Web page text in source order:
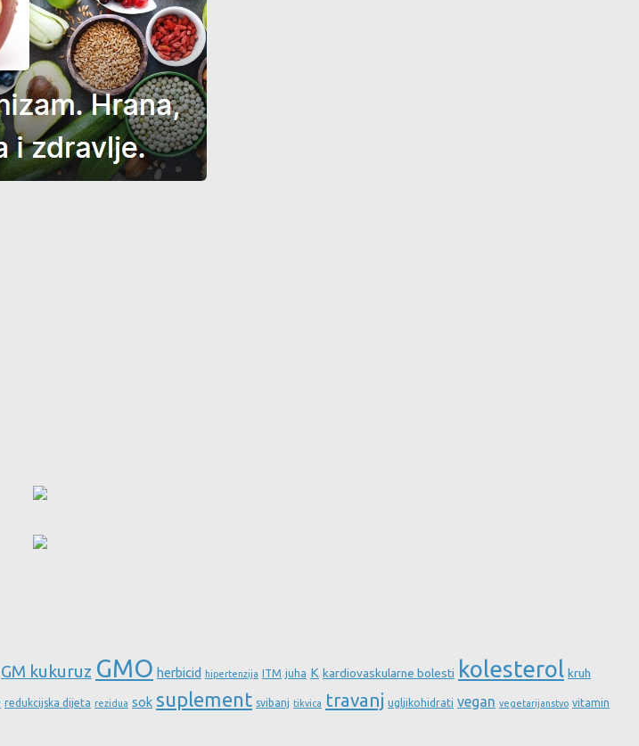
GM kukuruz GMO herbicid hipertenzija ITM juha K kardiovaskularne bolesti kolesterol kruh
redukcijska dijeta rezidua sok suplement svibanj tikvica travanj ugljikohidrati vegan vegetarijanstvo vitamin